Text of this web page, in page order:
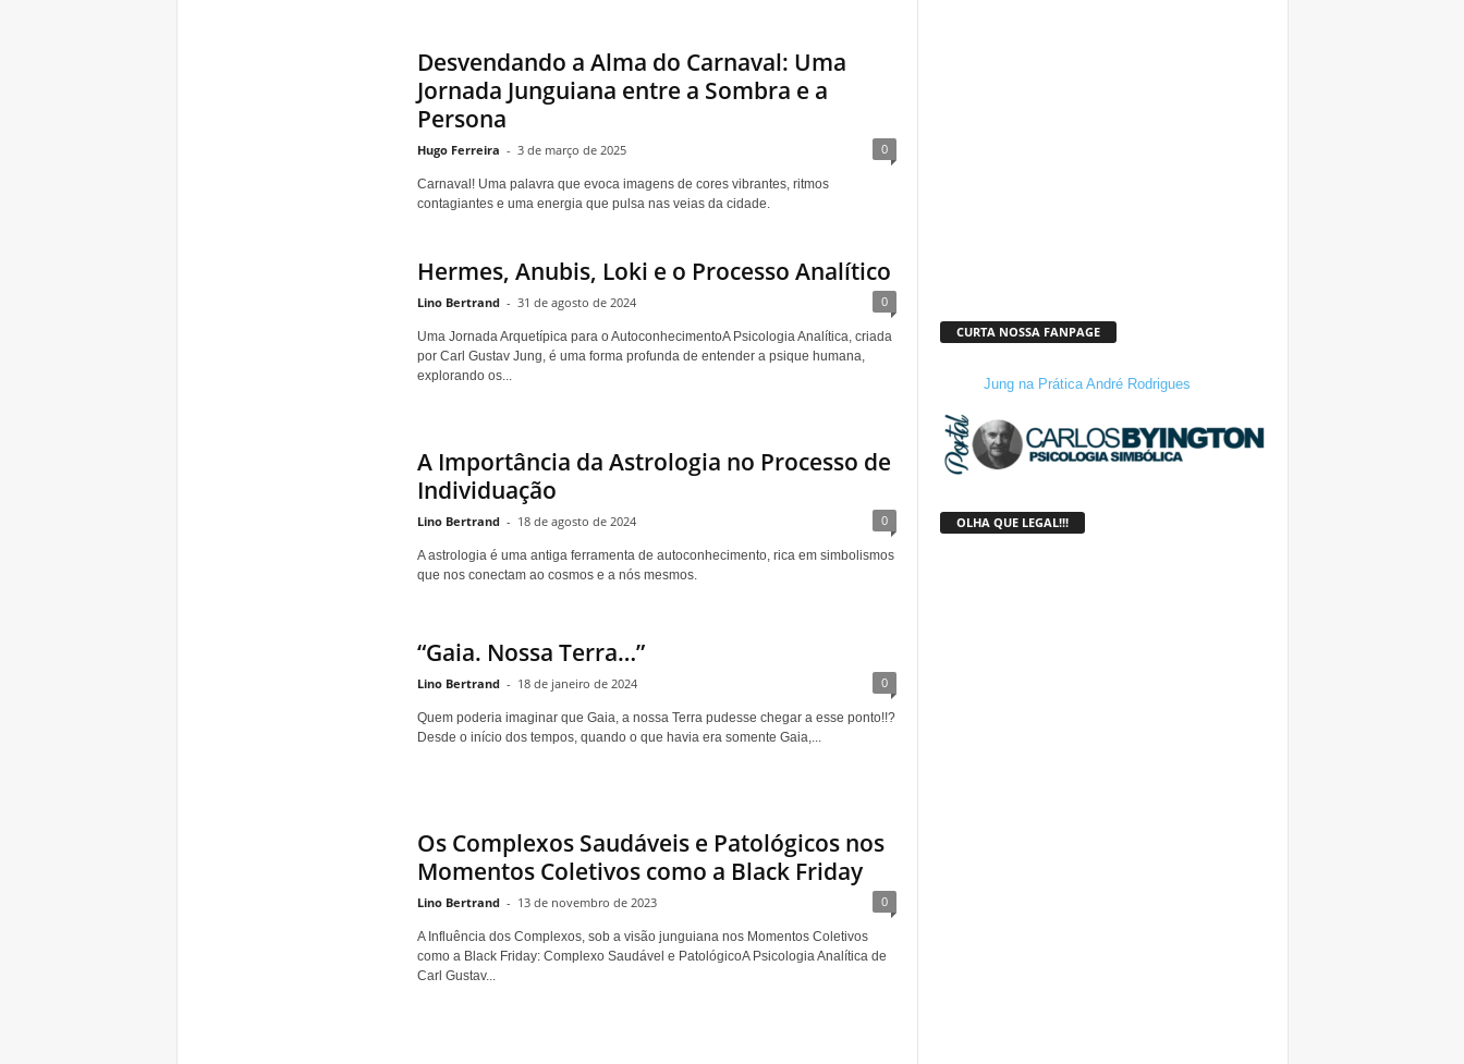
Desvendando a Alma do Carnaval: Uma
Jornada Junguiana entre a Sombra e a
Persona
Hugo Ferreira - 3 de março de 2025 0
Carnaval! Uma palavra que evoca imagens de cores vibrantes, ritmos
contagiantes e uma energia que pulsa nas veias da cidade.
Hermes, Anubis, Loki e o Processo Analítico
Lino Bertrand - 31 de agosto de 2024 0
Uma Jornada Arquetípica para o AutoconhecimentoA Psicologia Analítica, criada
por Carl Gustav Jung, é uma forma profunda de entender a psique humana,
explorando os...
A Importância da Astrologia no Processo de
Individuação
Lino Bertrand - 18 de agosto de 2024 0
A astrologia é uma antiga ferramenta de autoconhecimento, rica em simbolismos
que nos conectam ao cosmos e a nós mesmos.
“Gaia. Nossa Terra…”
Lino Bertrand - 18 de janeiro de 2024 0
Quem poderia imaginar que Gaia, a nossa Terra pudesse chegar a esse ponto!!?
Desde o início dos tempos, quando o que havia era somente Gaia,...
Os Complexos Saudáveis e Patológicos nos
Momentos Coletivos como a Black Friday
Lino Bertrand - 13 de novembro de 2023 0
A Influência dos Complexos, sob a visão junguiana nos Momentos Coletivos
como a Black Friday: Complexo Saudável e PatológicoA Psicologia Analítica de
Carl Gustav...
CURTA NOSSA FANPAGE
Jung na Prática André Rodrigues
OLHA QUE LEGAL!!!